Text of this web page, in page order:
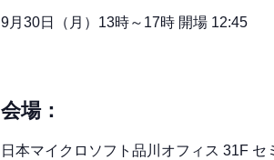
9月30日（月）13時～17時 開場 12:45
会場：
日本マイクロソフト品川オフィス 31F